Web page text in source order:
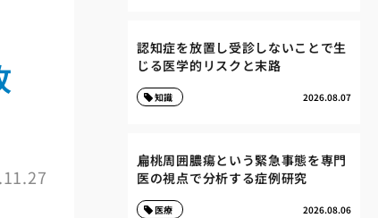
認知症を放置し受診しないことで生
じる医学的リスクと末路
2026.08.07
知識
扁桃周囲膿瘍という緊急事態を専門
医の視点で分析する症例研究
2026.08.06
医療